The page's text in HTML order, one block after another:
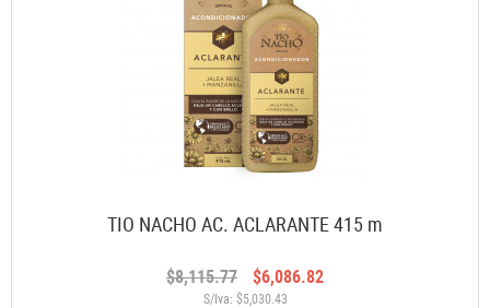
TIO NACHO AC. ACLARANTE 415 m
$8,115.77 $6,086.82
S/Iva: $5,030.43